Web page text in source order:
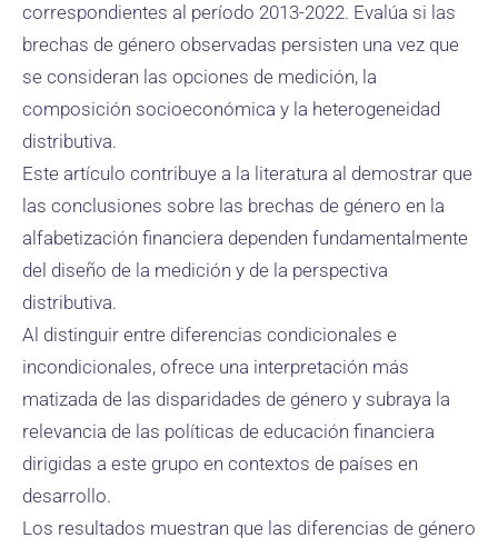
correspondientes al período 2013-2022. Evalúa si las
brechas de género observadas persisten una vez que
se consideran las opciones de medición, la
composición socioeconómica y la heterogeneidad
distributiva.
Este artículo contribuye a la literatura al demostrar que
las conclusiones sobre las brechas de género en la
alfabetización financiera dependen fundamentalmente
del diseño de la medición y de la perspectiva
distributiva.
Al distinguir entre diferencias condicionales e
incondicionales, ofrece una interpretación más
matizada de las disparidades de género y subraya la
relevancia de las políticas de educación financiera
dirigidas a este grupo en contextos de países en
desarrollo.
Los resultados muestran que las diferencias de género